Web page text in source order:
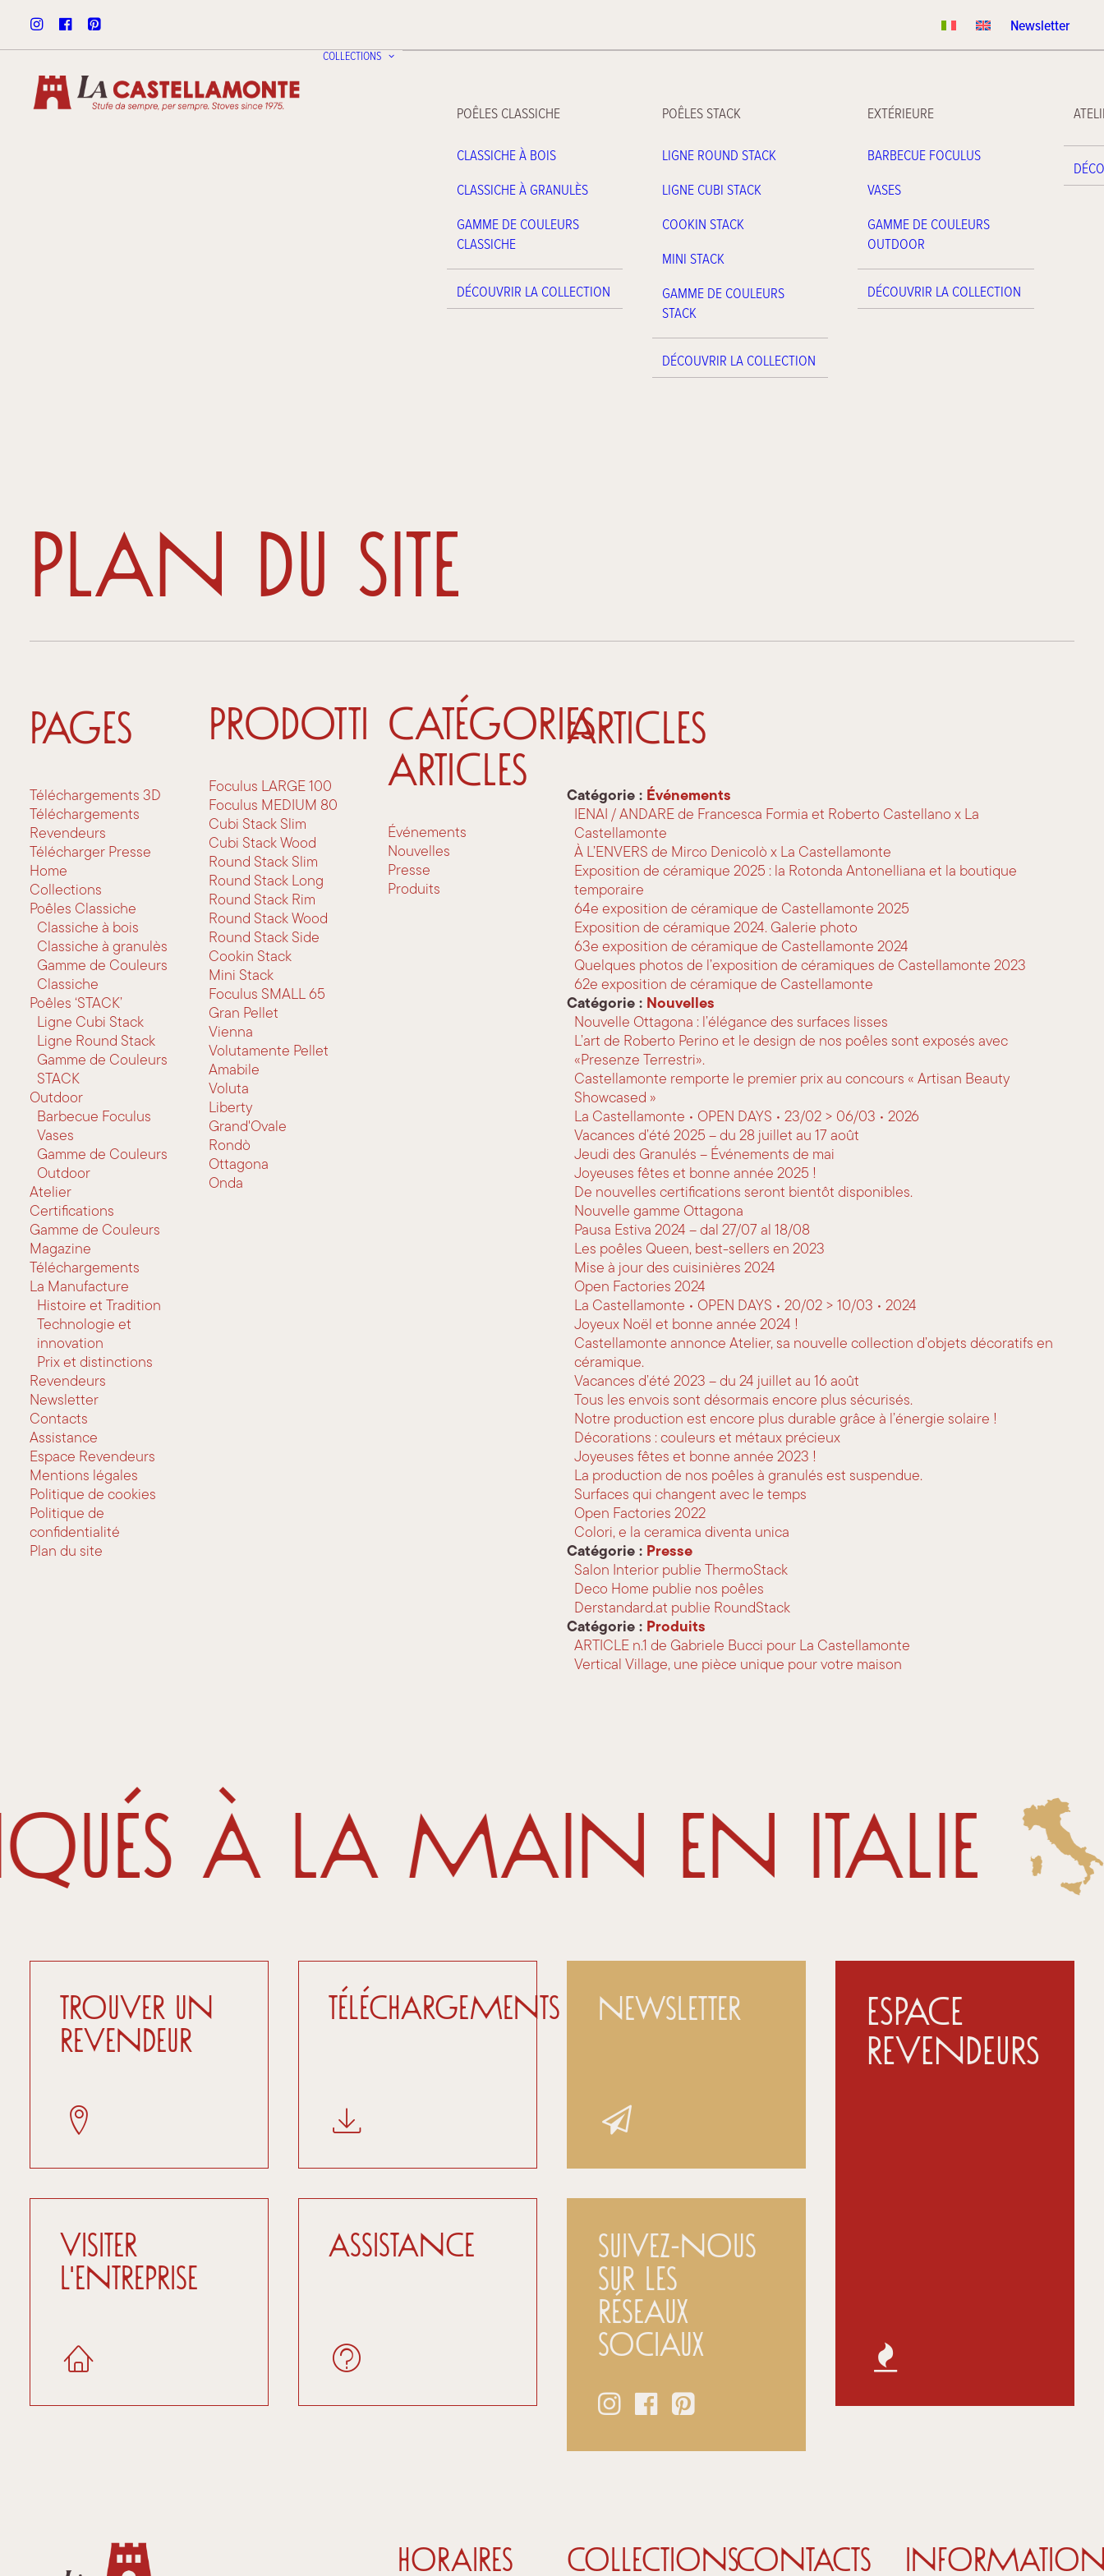
Newsletter
COLLECTIONS
POÊLES CLASSICHE
CLASSICHE À BOIS
CLASSICHE À GRANULÈS
GAMME DE COULEURS
CLASSICHE
DÉCOUVRIR LA COLLECTION
POÊLES STACK
LIGNE ROUND STACK
LIGNE CUBI STACK
COOKIN STACK
MINI STACK
GAMME DE COULEURS
STACK
DÉCOUVRIR LA COLLECTION
EXTÉRIEURE
BARBECUE FOCULUS
VASES
GAMME DE COULEURS
OUTDOOR
DÉCOUVRIR LA COLLECTION
Plan du site
Pages
Téléchargements 3D
Téléchargements
Revendeurs
Télécharger Presse
Home
Collections
Poêles Classiche
Classiche à bois
Classiche à granulès
Gamme de Couleurs
Classiche
Poêles ‘STACK’
Ligne Cubi Stack
Ligne Round Stack
Gamme de Couleurs
STACK
Outdoor
Barbecue Foculus
Vases
Gamme de Couleurs
Outdoor
Atelier
Certifications
Gamme de Couleurs
Magazine
Téléchargements
La Manufacture
Histoire et Tradition
Technologie et
innovation
Prix et distinctions
Revendeurs
Newsletter
Contacts
Assistance
Espace Revendeurs
Mentions légales
Politique de cookies
Politique de
confidentialité
Plan du site
Prodotti
Foculus LARGE 100
Foculus MEDIUM 80
Cubi Stack Slim
Cubi Stack Wood
Round Stack Slim
Round Stack Long
Round Stack Rim
Round Stack Wood
Round Stack Side
Cookin Stack
Mini Stack
Foculus SMALL 65
Gran Pellet
Vienna
Volutamente Pellet
Amabile
Voluta
Liberty
Grand'Ovale
Rondò
Ottagona
Onda
Catégories
Articles
Événements
Nouvelles
Presse
Produits
Articles
Catégorie : Événements
IENAI / ANDARE de Francesca Formia et Roberto Castellano x La
Castellamonte
À L’ENVERS de Mirco Denicolò x La Castellamonte
Exposition de céramique 2025 : la Rotonda Antonelliana et la boutique
temporaire
64e exposition de céramique de Castellamonte 2025
Exposition de céramique 2024. Galerie photo
63e exposition de céramique de Castellamonte 2024
Quelques photos de l’exposition de céramiques de Castellamonte 2023
62e exposition de céramique de Castellamonte
Catégorie : Nouvelles
Nouvelle Ottagona : l’élégance des surfaces lisses
L’art de Roberto Perino et le design de nos poêles sont exposés avec
«Presenze Terrestri».
Castellamonte remporte le premier prix au concours « Artisan Beauty
Showcased »
La Castellamonte • OPEN DAYS • 23/02 > 06/03 • 2026
Vacances d’été 2025 – du 28 juillet au 17 août
Jeudi des Granulés – Événements de mai
Joyeuses fêtes et bonne année 2025 !
De nouvelles certifications seront bientôt disponibles.
Nouvelle gamme Ottagona
Pausa Estiva 2024 – dal 27/07 al 18/08
Les poêles Queen, best-sellers en 2023
Mise à jour des cuisinières 2024
Open Factories 2024
La Castellamonte • OPEN DAYS • 20/02 > 10/03 • 2024
Joyeux Noël et bonne année 2024 !
Castellamonte annonce Atelier, sa nouvelle collection d’objets décoratifs en
céramique.
Vacances d’été 2023 – du 24 juillet au 16 août
Tous les envois sont désormais encore plus sécurisés.
Notre production est encore plus durable grâce à l’énergie solaire !
Décorations : couleurs et métaux précieux
Joyeuses fêtes et bonne année 2023 !
La production de nos poêles à granulés est suspendue.
Surfaces qui changent avec le temps
Open Factories 2022
Colori, e la ceramica diventa unica
Catégorie : Presse
Salon Interior publie ThermoStack
Deco Home publie nos poêles
Derstandard.at publie RoundStack
Catégorie : Produits
ARTICLE n.1 de Gabriele Bucci pour La Castellamonte
Vertical Village, une pièce unique pour votre maison
à la main en Italie
Trouver un
revendeur
Visiter
l'entreprise
Téléchargements
Assistance
Newsletter
Suivez-nous
sur les
réseaux
sociaux
Espace
Revendeurs
HORAIRES COLLECTIONSCONTACTS